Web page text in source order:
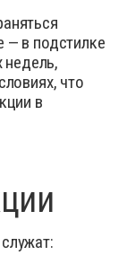
в подстилке
недель,
что
в